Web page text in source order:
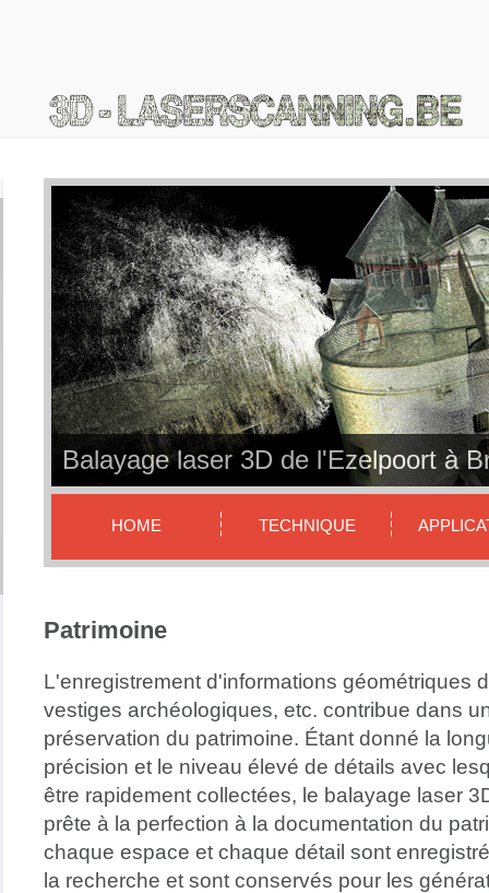
Balayage laser 3D de l'Ezelpoort à
HOME TECHNIQUE
Patrimoine
L'enregistrement d'informations géométriques
vestiges archéologiques, etc. contribue dans
préservation du patrimoine. Étant donné la
précision et le niveau élevé de détails avec
être rapidement collectées, le balayage laser
prête à la perfection à la documentation du
chaque espace et chaque détail sont
la recherche et sont conservés pour les